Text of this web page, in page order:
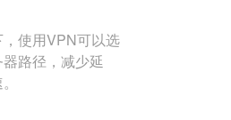
使用VPN可以选
路径，减少延